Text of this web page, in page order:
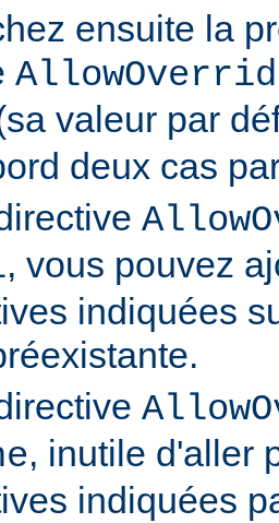
ensuite la
valeur par
deux cas
, vous pouvez
indiquées
, inutile d'aller
indiquées